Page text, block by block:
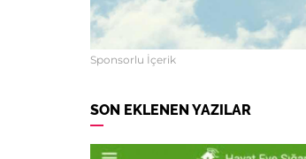
Sponsorlu İçerik
SON EKLENEN YAZILAR